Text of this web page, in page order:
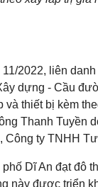
11/2022, liên
dựng - Cầu
và thiết bị kèm
Thanh Tuyền
Công ty TNHH
Dĩ An đạt đô
này được triển